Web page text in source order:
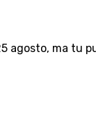
agosto, ma